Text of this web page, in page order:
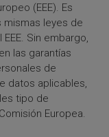
(EEE). Es
leyes de
Sin embargo,
las garantías
de
datos aplicables,
tipo de
Europea.